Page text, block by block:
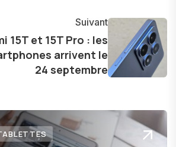
des frontières de la
permet de présenter aux
captivant de ce que le futur
réserve.
Suivant
15T et 15T Pro : les
arrivent le
24 septembre